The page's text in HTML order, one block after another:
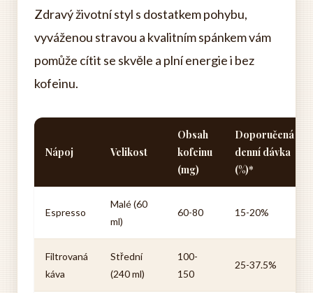
Zdravý životní styl s dostatkem pohybu,
vyváženou stravou a kvalitním spánkem vám
pomůže cítit se skvěle a plní energie i bez
kofeinu.
Nápoj Velikost
Obsah
kofeinu
(mg)
Doporučená
denní dávka
(%)*
Espresso
Malé (60
ml)
60-80 15-20%
Filtrovaná
káva
Střední
(240 ml)
100-
150
25-37.5%